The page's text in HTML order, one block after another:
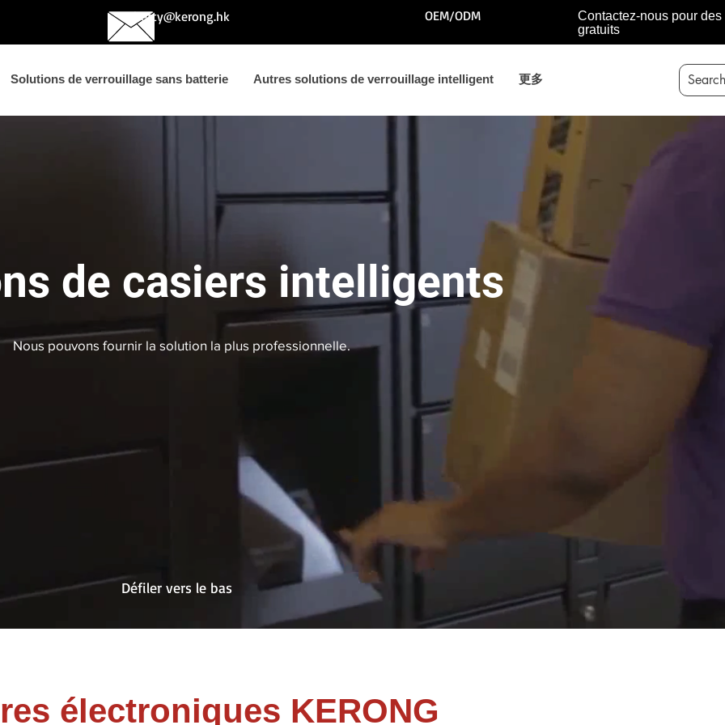
betty@kerong.hk OEM/ODM
Contactez-nous pour
gratuits
Solutions de verrouillage sans batterie Autres solutions de verrouillage intelligent 更多
de casiers intelligents
Nous pouvons fournir la solution la plus professionnelle.
Défiler vers le bas
électroniques KERONG